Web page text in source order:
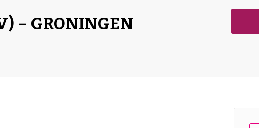
– GRONINGEN